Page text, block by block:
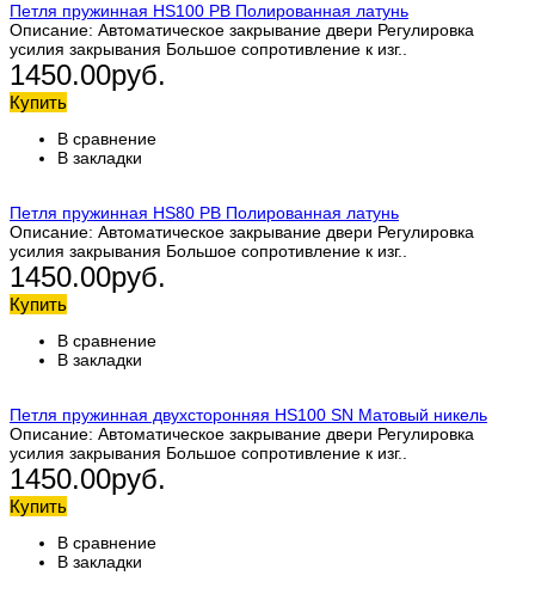
Петля пружинная HS100 PB Полированная латунь
Описание: Автоматическое закрывание двери Регулировка
усилия закрывания Большое сопротивление к изг..
1450.00руб.
Купить
В сравнение
В закладки
Петля пружинная HS80 PB Полированная латунь
Описание: Автоматическое закрывание двери Регулировка
усилия закрывания Большое сопротивление к изг..
1450.00руб.
Купить
В сравнение
В закладки
Петля пружинная двухсторонняя HS100 SN Матовый никель
Описание: Автоматическое закрывание двери Регулировка
усилия закрывания Большое сопротивление к изг..
1450.00руб.
Купить
В сравнение
В закладки